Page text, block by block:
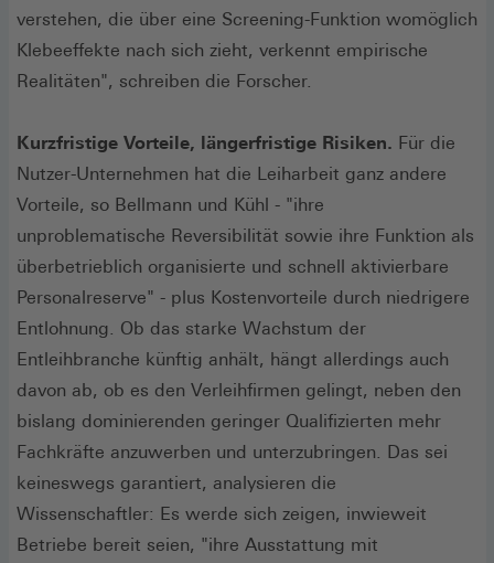
verstehen, die über eine Screening-Funktion womöglich
Klebeeffekte nach sich zieht, verkennt empirische
Realitäten", schreiben die Forscher.
Kurzfristige Vorteile, längerfristige Risiken. Für die
Nutzer-Unternehmen hat die Leiharbeit ganz andere
Vorteile, so Bellmann und Kühl - "ihre
unproblematische Reversibilität sowie ihre Funktion als
überbetrieblich organisierte und schnell aktivierbare
Personalreserve" - plus Kostenvorteile durch niedrigere
Entlohnung. Ob das starke Wachstum der
Entleihbranche künftig anhält, hängt allerdings auch
davon ab, ob es den Verleihfirmen gelingt, neben den
bislang dominierenden geringer Qualifizierten mehr
Fachkräfte anzuwerben und unterzubringen. Das sei
keineswegs garantiert, analysieren die
Wissenschaftler: Es werde sich zeigen, inwieweit
Betriebe bereit seien, "ihre Ausstattung mit